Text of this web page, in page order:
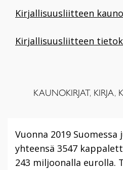
Kirjallisuusliitteen
Kirjallisuusliitteen
KAUNOKIRJAT, KIRJA,
Vuonna 2019
yhteensä 3547
243 miljoonalla eurolla.